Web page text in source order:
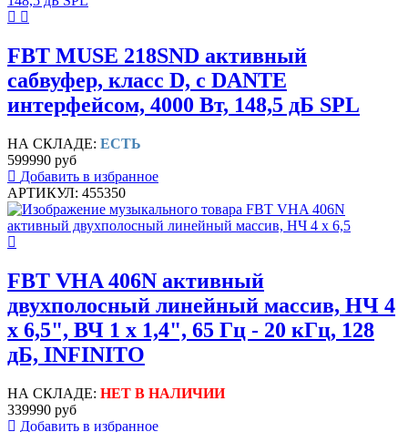
FBT MUSE 218SND активный
сабвуфер, класс D, с DANTE
интерфейсом, 4000 Вт, 148,5 дБ SPL
НА СКЛАДЕ: ЕСТЬ
599990 руб
Добавить в избранное
АРТИКУЛ: 455350
FBT VHA 406N активный
двухполосный линейный массив, НЧ 4
х 6,5", ВЧ 1 х 1,4", 65 Гц - 20 кГц, 128
дБ, INFINITO
НА СКЛАДЕ: НЕТ В НАЛИЧИИ
339990 руб
Добавить в избранное